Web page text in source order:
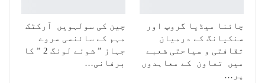
چائنا میڈیا گروپ اور
سنکیانگ کے درمیان
ثقافتی و سیاحتی شعبے
میں تعاون کے معاہدوں
پر…
چین کی سولہویں آرکٹک
مہم کے سائنسی سروے
جہاز ” شوئے لونگ 2 ” کا
برفانی…